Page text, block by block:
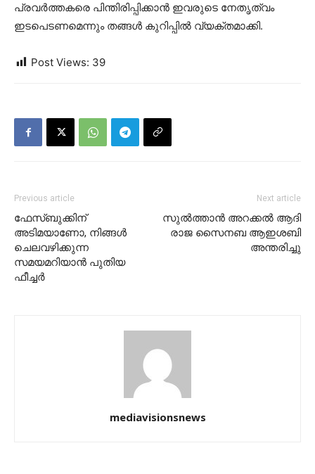
പ്രവര്‍ത്തകരെ പിന്തിരിപ്പിക്കാന്‍ ഇവരുടെ നേതൃത്വം
ഇടപെടണമെന്നും തങ്ങള്‍ കുറിപ്പില്‍ വ്യക്തമാക്കി.
Post Views: 39
Previous article
ഫേസ്ബുക്കിന്
അടിമയാണോ, നിങ്ങള്‍
ചെലവഴിക്കുന്ന
സമയമറിയാന്‍ പുതിയ
ഫീച്ചര്‍
Next article
സുല്‍ത്താന്‍ അറക്കല്‍ ആദി
രാജ സൈനബ ആഇശബി
അന്തരിച്ചു
mediavisionsnews